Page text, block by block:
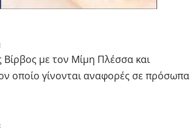
Βίρβος με τον Μίμη Πλέσσα και
οποίο γίνονται αναφορές σε πρόσωπα